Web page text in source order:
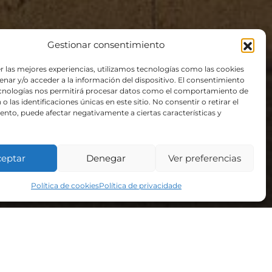
Gestionar consentimiento
las mejores experiencias, utilizamos tecnologías como las cookies
y/o acceder a la información del dispositivo. El consentimiento
nos permitirá procesar datos como el comportamiento de
o las identificaciones únicas en este sitio. No consentir o retirar el
puede afectar negativamente a ciertas características y
Denegar Ver preferencias
Política de cookiesPolítica de privacidade
Bembrive